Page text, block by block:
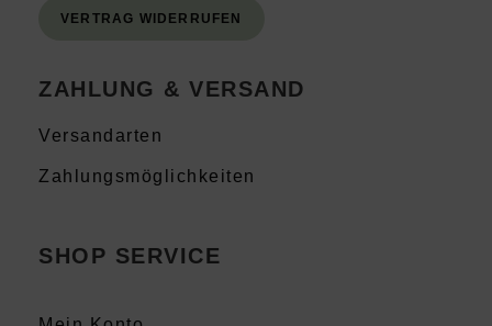
VERTRAG WIDERRUFEN
ZAHLUNG & VERSAND
Versandarten
Zahlungsmöglichkeiten
SHOP SERVICE